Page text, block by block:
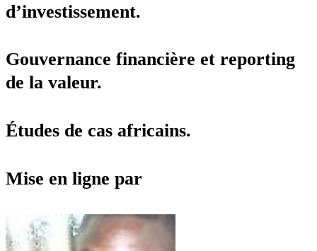
d’investissement.
Gouvernance financière et reporting
de la valeur.
Études de cas africains.
Mise en ligne par